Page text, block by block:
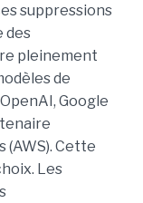
suppressions
des
pleinement
de
Google
(AWS). Cette
Les